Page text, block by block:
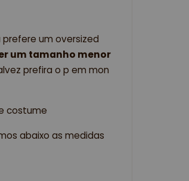
um oversized
um tamanho menor
prefira o p em mon
costume
abaixo as medidas